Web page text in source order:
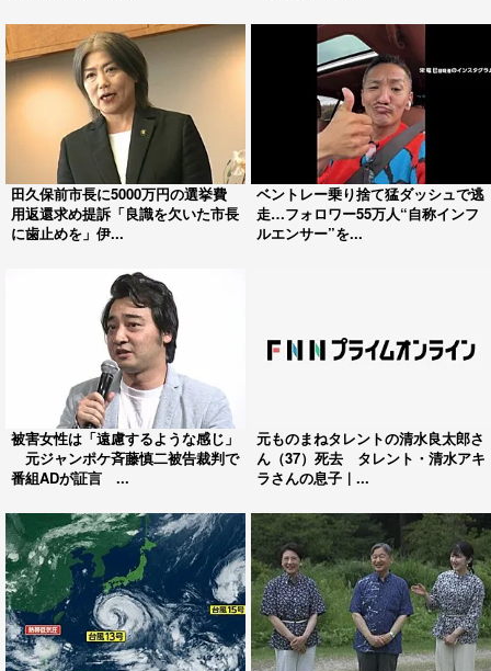
田久保前市長に5000万円の選挙費
用返還求め提訴「良識を欠いた市長
に歯止めを」伊...
ベントレー乗り捨て猛ダッシュで逃
走…フォロワー55万人“自称インフ
ルエンサー”を...
被害女性は「遠慮するような感じ」
元ジャンポケ斉藤慎二被告裁判で
番組ADが証言 ...
元ものまねタレントの清水良太郎さ
ん（37）死去 タレント・清水アキ
ラさんの息子｜...